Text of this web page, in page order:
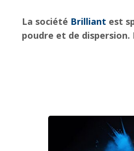
La société Brilliant est
poudre et de dispersion.